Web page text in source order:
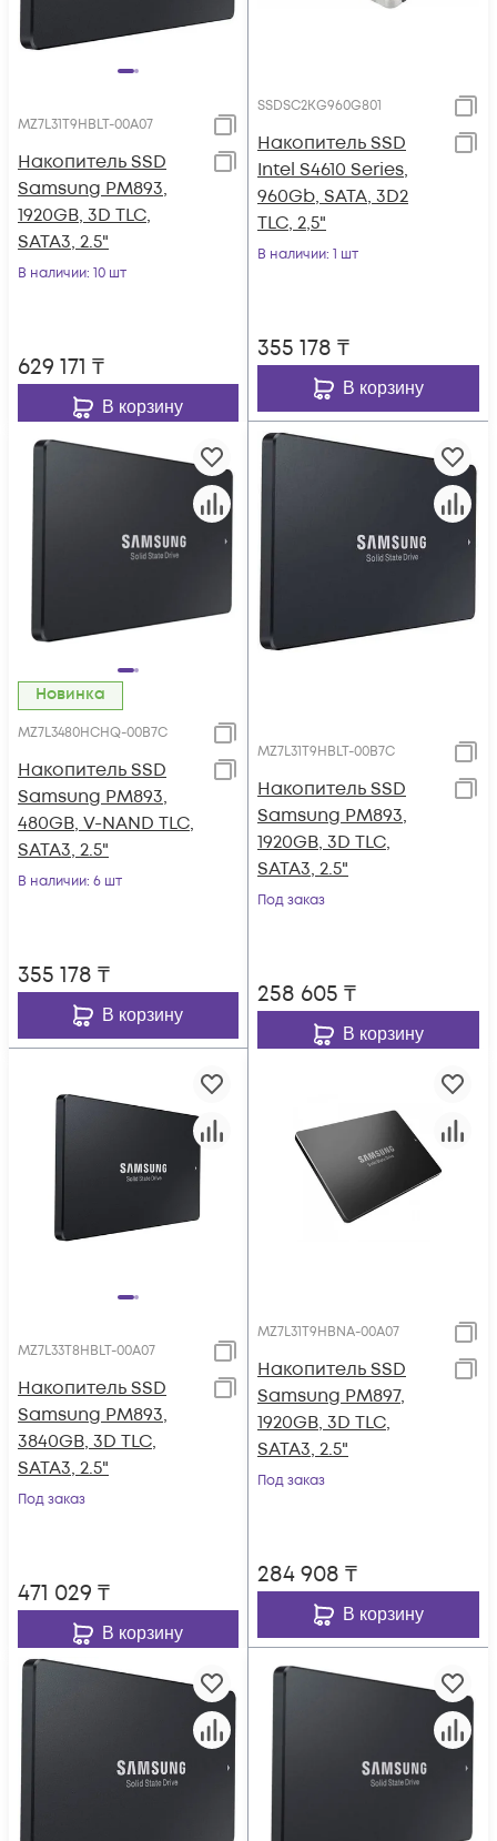
MZ7L31T9HBLT-00A07
Накопитель SSD
Samsung PM893,
1920GB, 3D TLC,
SATA3, 2.5"
В наличии: 10 шт
629 171 ₸
В корзину
SSDSC2KG960G801
Накопитель SSD
Intel S4610 Series,
960Gb, SATA, 3D2
TLC, 2,5"
В наличии: 1 шт
355 178 ₸
В корзину
Новинка
MZ7L3480HCHQ-00B7C
Накопитель SSD
Samsung PM893,
480GB, V-NAND TLC,
SATA3, 2.5"
В наличии: 6 шт
355 178 ₸
В корзину
MZ7L31T9HBLT-00B7C
Накопитель SSD
Samsung PM893,
1920GB, 3D TLC,
SATA3, 2.5"
Под заказ
258 605 ₸
В корзину
MZ7L33T8HBLT-00A07
Накопитель SSD
Samsung PM893,
3840GB, 3D TLC,
SATA3, 2.5"
Под заказ
471 029 ₸
В корзину
MZ7L31T9HBNA-00A07
Накопитель SSD
Samsung PM897,
1920GB, 3D TLC,
SATA3, 2.5"
Под заказ
284 908 ₸
В корзину